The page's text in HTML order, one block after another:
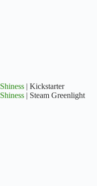
Shiness | Kickstarter
Shiness | Steam Greenlight